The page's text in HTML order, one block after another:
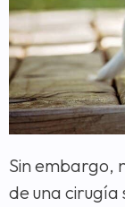
Sin embargo,
de una